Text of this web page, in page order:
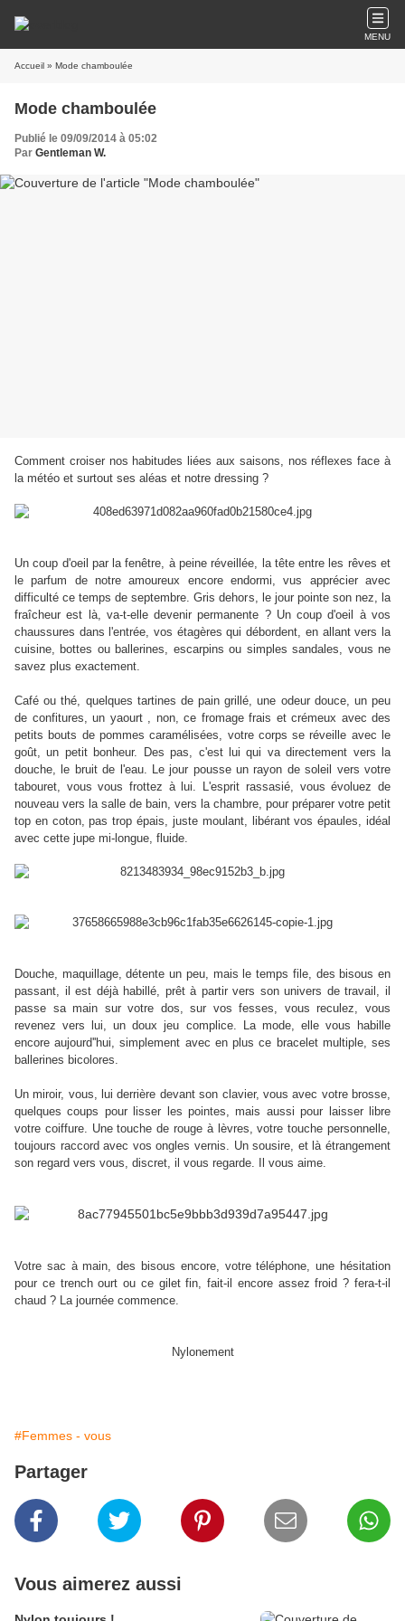
MENU
Accueil » Mode chamboulée
Mode chamboulée
Publié le 09/09/2014 à 05:02
Par Gentleman W.
Comment croiser nos habitudes liées aux saisons, nos réflexes face à
la météo et surtout ses aléas et notre dressing ?
Un coup d'oeil par la fenêtre, à peine réveillée, la tête entre les rêves et
le parfum de notre amoureux encore endormi, vus apprécier avec
difficulté ce temps de septembre. Gris dehors, le jour pointe son nez, la
fraîcheur est là, va-t-elle devenir permanente ? Un coup d'oeil à vos
chaussures dans l'entrée, vos étagères qui débordent, en allant vers la
cuisine, bottes ou ballerines, escarpins ou simples sandales, vous ne
savez plus exactement.
Café ou thé, quelques tartines de pain grillé, une odeur douce, un peu
de confitures, un yaourt , non, ce fromage frais et crémeux avec des
petits bouts de pommes caramélisées, votre corps se réveille avec le
goût, un petit bonheur. Des pas, c'est lui qui va directement vers la
douche, le bruit de l'eau. Le jour pousse un rayon de soleil vers votre
tabouret, vous vous frottez à lui. L'esprit rassasié, vous évoluez de
nouveau vers la salle de bain, vers la chambre, pour préparer votre petit
top en coton, pas trop épais, juste moulant, libérant vos épaules, idéal
avec cette jupe mi-longue, fluide.
Douche, maquillage, détente un peu, mais le temps file, des bisous en
passant, il est déjà habillé, prêt à partir vers son univers de travail, il
passe sa main sur votre dos, sur vos fesses, vous reculez, vous
revenez vers lui, un doux jeu complice. La mode, elle vous habille
encore aujourd''hui, simplement avec en plus ce bracelet multiple, ses
ballerines bicolores.
Un miroir, vous, lui derrière devant son clavier, vous avec votre brosse,
quelques coups pour lisser les pointes, mais aussi pour laisser libre
votre coiffure. Une touche de rouge à lèvres, votre touche personnelle,
toujours raccord avec vos ongles vernis. Un sousire, et là étrangement
son regard vers vous, discret, il vous regarde. Il vous aime.
Votre sac à main, des bisous encore, votre téléphone, une hésitation
pour ce trench ourt ou ce gilet fin, fait-il encore assez froid ? fera-t-il
chaud ? La journée commence.
Nylonement
#Femmes - vous
Partager
Vous aimerez aussi